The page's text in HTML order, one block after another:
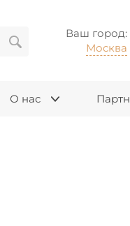
Ваш город:
Москва
О нас